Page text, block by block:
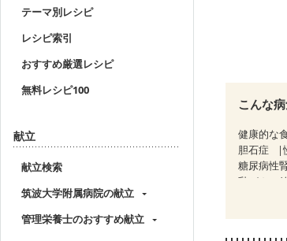
テーマ別レシピ
レシピ索引
おすすめ厳選レシピ
無料レシピ100
献立
献立検索
筑波大学附属病院の献立
管理栄養士のおすすめ献立
こんな
健康的な
胆石症
糖尿病性
乳がん（